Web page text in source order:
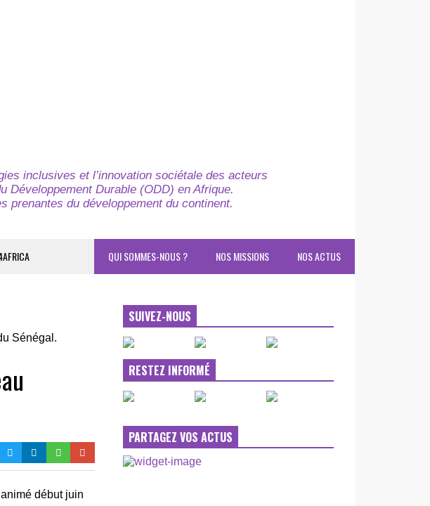
inclusives et l’innovation sociétale des acteurs
Durable (ODD) en Afrique.
prenantes du développement du continent.
NOS ACTUS
NOS MISSIONS
QUI SOMMES-NOUS ?
début juin
SUIVEZ-NOUS
RESTEZ INFORMÉ
PARTAGEZ VOS ACTUS